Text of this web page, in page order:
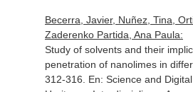
Becerra, Javier, Nuñez, Tina,
Zaderenko Partida, Ana Paula:
Study of solvents and their
penetration of nanolimes in
312-316. En: Science and